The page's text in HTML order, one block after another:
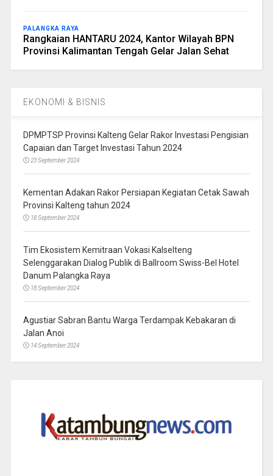
PALANGKA RAYA
Rangkaian HANTARU 2024, Kantor Wilayah BPN
Provinsi Kalimantan Tengah Gelar Jalan Sehat
EKONOMI & BISNIS
DPMPTSP Provinsi Kalteng Gelar Rakor Investasi Pengisian
Capaian dan Target Investasi Tahun 2024
23 September 2024
Kementan Adakan Rakor Persiapan Kegiatan Cetak Sawah
Provinsi Kalteng tahun 2024
18 September 2024
Tim Ekosistem Kemitraan Vokasi Kalselteng
Selenggarakan Dialog Publik di Ballroom Swiss-Bel Hotel
Danum Palangka Raya
18 September 2024
Agustiar Sabran Bantu Warga Terdampak Kebakaran di
Jalan Anoi
14 September 2024